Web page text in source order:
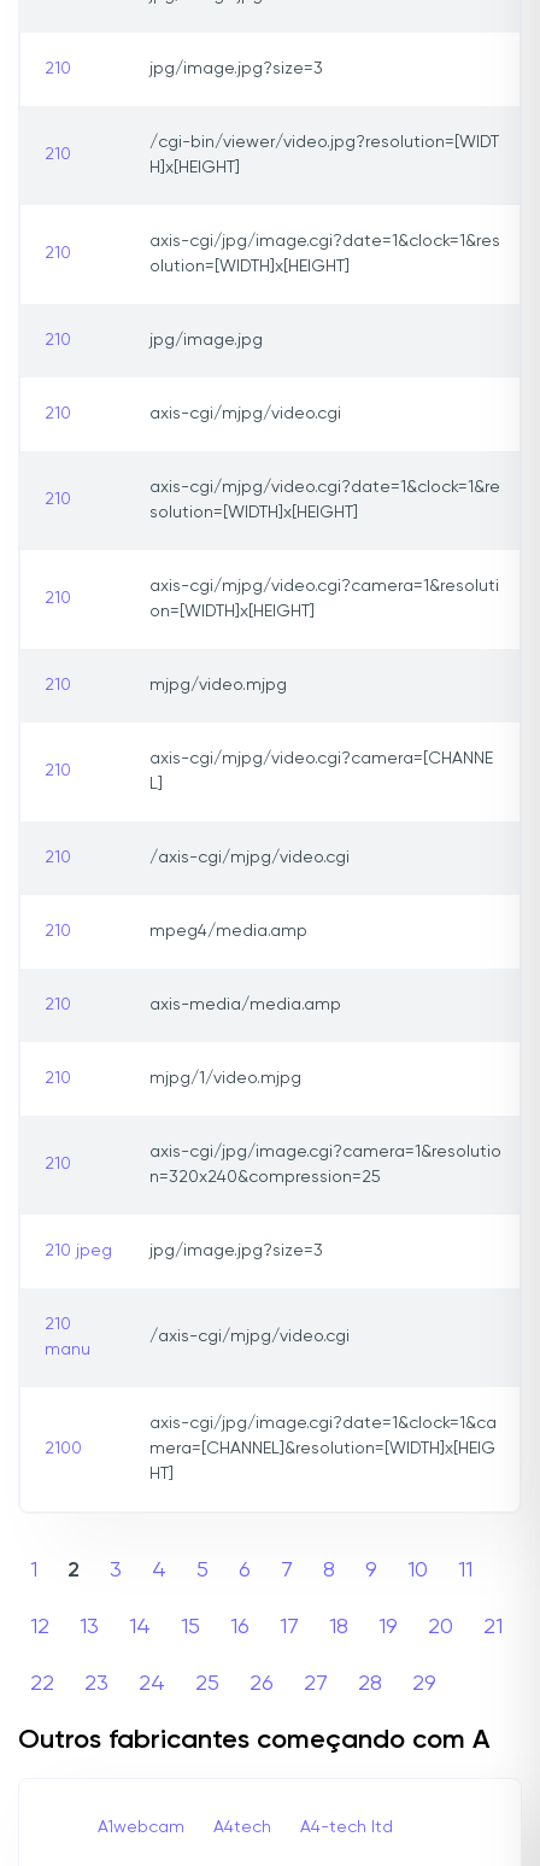
210 jpg/image.jpg?size=3
210
/cgi-bin/viewer/video.jpg?resolution=[WIDT
H]x[HEIGHT]
210
axis-cgi/jpg/image.cgi?date=1&clock=1&res
olution=[WIDTH]x[HEIGHT]
210 jpg/image.jpg
210 axis-cgi/mjpg/video.cgi
210
axis-cgi/mjpg/video.cgi?date=1&clock=1&re
solution=[WIDTH]x[HEIGHT]
210
axis-cgi/mjpg/video.cgi?camera=1&resoluti
on=[WIDTH]x[HEIGHT]
210 mjpg/video.mjpg
210
axis-cgi/mjpg/video.cgi?camera=[CHANNE
L]
210 /axis-cgi/mjpg/video.cgi
210 mpeg4/media.amp
210 axis-media/media.amp
210 mjpg/1/video.mjpg
210
axis-cgi/jpg/image.cgi?camera=1&resolutio
n=320x240&compression=25
210 jpeg jpg/image.jpg?size=3
210
manu
/axis-cgi/mjpg/video.cgi
2100
axis-cgi/jpg/image.cgi?date=1&clock=1&ca
mera=[CHANNEL]&resolution=[WIDTH]x[HEIG
HT]
1 2 3 4 5 6 7 8 9 10 11
12 13 14 15 16 17 18 19 20 21
22 23 24 25 26 27 28 29
Outros fabricantes começando com A
A1webcam A4tech A4-tech Itd